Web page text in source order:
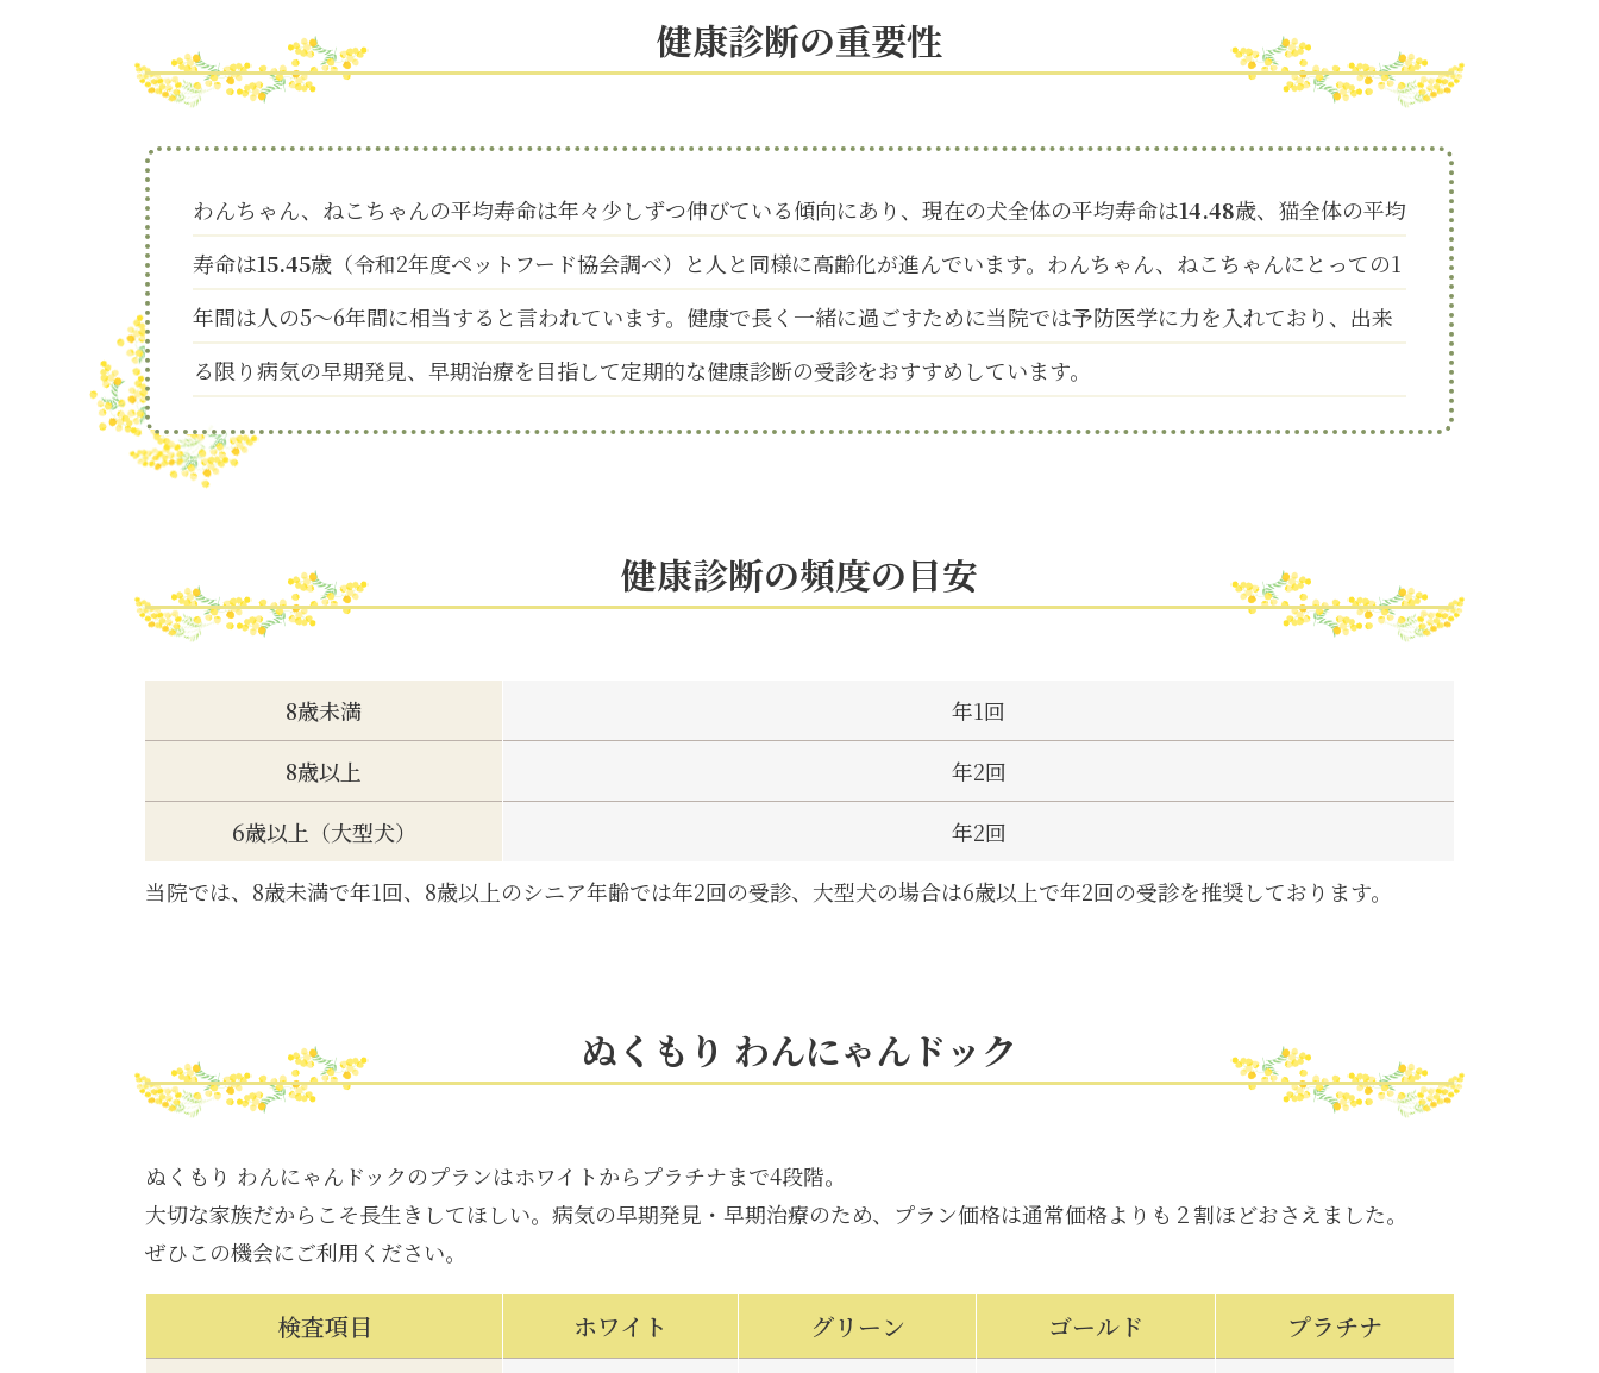
健康診断の重要性
わんちゃん、ねこちゃんの平均寿命は年々少しずつ伸びている傾向にあり、現在の犬全体の平均寿命は14.48歳、猫全体の平均
寿命は15.45歳（令和2年度ペットフード協会調べ）と人と同様に高齢化が進んでいます。わんちゃん、ねこちゃんにとっての1
年間は人の5～6年間に相当すると言われています。健康で長く一緒に過ごすために当院では予防医学に力を入れており、出来
る限り病気の早期発見、早期治療を目指して定期的な健康診断の受診をおすすめしています。
健康診断の頻度の目安
8歳未満
年1回
8歳以上
年2回
6歳以上（大型犬）
年2回
当院では、8歳未満で年1回、8歳以上のシニア年齢では年2回の受診、大型犬の場合は6歳以上で年2回の受診を推奨しております。
ぬくもり わんにゃんドック
ぬくもり わんにゃんドックのプランはホワイトからプラチナまで4段階。
大切な家族だからこそ長生きしてほしい。病気の早期発見・早期治療のため、プラン価格は通常価格よりも２割ほどおさえました。
ぜひこの機会にご利用ください。
検査項目 ホワイト グリーン ゴールド プラチナ